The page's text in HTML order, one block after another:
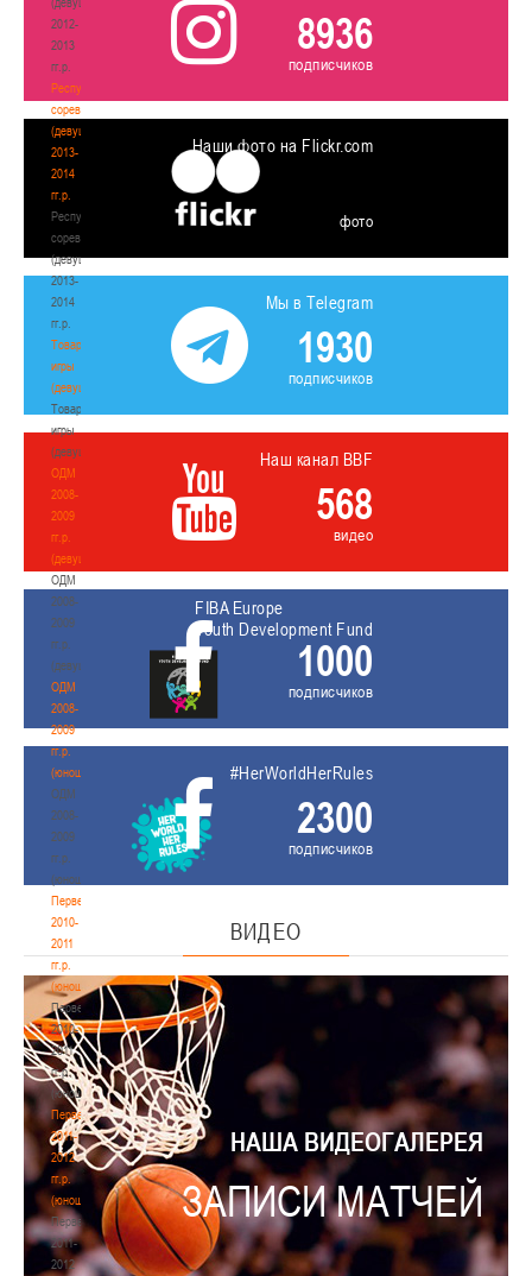
2012-
2013
гг.р.
Республиканские
соревнования
(девушки)
2013-
2014
гг.р.
Республиканские
соревнования
(девушки)
2013-
2014
гг.р.
Товарищеские
игры
(девушки)
Товарищеские
игры
(девушки)
ОДМ
2008-
2009
гг.р.
(девушки)
ОДМ
2008-
2009
гг.р.
(девушки)
ОДМ
2008-
2009
гг.р.
(юноши)
ОДМ
2008-
2009
гг.р.
(юноши)
Первенство
2010-
2011
гг.р.
(юноши)
Первенство
2010-
2011
гг.р.
(юноши)
Первенство
2011-
2012
гг.р.
(юноши)
Первенство
2011-
2012
8936
подписчиков
Наши фото на Flickr.com
фото
Мы в Telegram
1930
подписчиков
Наш канал BBF
568
видео
FIBA Europe
Youth Development Fund
1000
подписчиков
#HerWorldHerRules
2300
подписчиков
ВИДЕО
НАША ВИДЕОГАЛЕРЕЯ
ЗАПИСИ МАТЧЕЙ